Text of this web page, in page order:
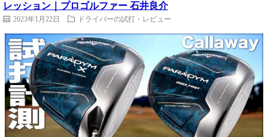
レッション｜プロゴルファー 石井良介
2023年1月22日 ドライバーの試打・レビュー